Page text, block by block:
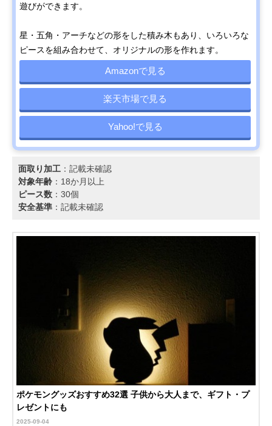
遊びができます。
星・五角・アーチなどの形をした積み木もあり、いろいろな
ピースを組み合わせて、オリジナルの形を作れます。
Amazonで見る
楽天市場で見る
Yahoo!で見る
面取り加工 ：記載未確認
対象年齢 ：18か月以上
ピース数 ：30個
安全基準 ：記載未確認
ポケモングッズおすすめ32選 子供から大人まで、ギフト・プ
レゼントにも
2025-09-04